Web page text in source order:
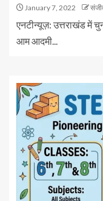
January 7, 2022
एनटीन्यूज़: उत्तराखंड में
आम आदमी...